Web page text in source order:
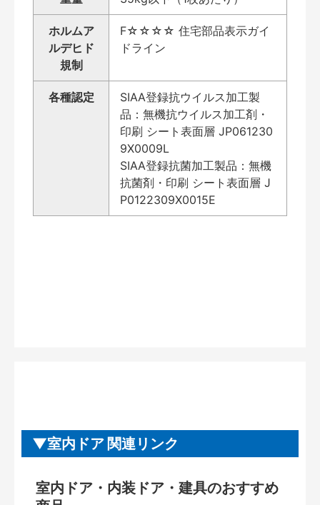
ホルムア
ルデヒド
規制
F☆☆☆☆ 住宅部品表示ガイ
ドライン
各種認定
SIAA登録抗ウイルス加工製
品：無機抗ウイルス加工剤・
印刷 シート表面層 JP061230
9X0009L
SIAA登録抗菌加工製品：無機
抗菌剤・印刷 シート表面層 J
P0122309X0015E
室内ドア 関連リンク
室内ドア・内装ドア・建具のおすすめ